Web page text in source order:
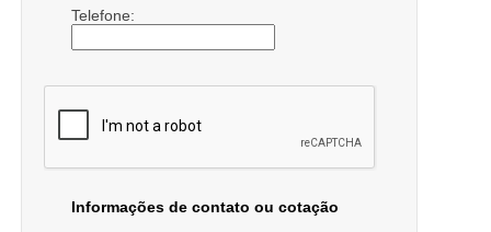
Telefone:
Informações de contato ou cotação